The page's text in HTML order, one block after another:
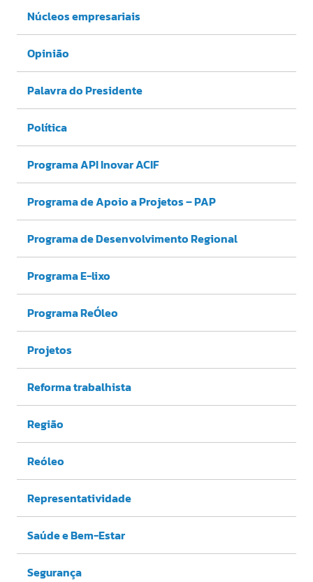
Núcleos empresariais
Opinião
Palavra do Presidente
Política
Programa API Inovar ACIF
Programa de Apoio a Projetos – PAP
Programa de Desenvolvimento Regional
Programa E-lixo
Programa ReÓleo
Projetos
Reforma trabalhista
Região
Reóleo
Representatividade
Saúde e Bem-Estar
Segurança